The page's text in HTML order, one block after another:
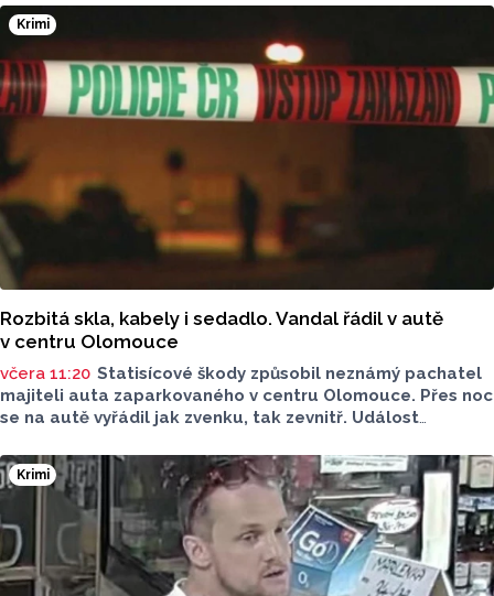
bylo vyzvednuto v noci na dnešek z hloubky 186 metrů.
Na případ upozornil server Novinky.cz. Policie případ
vyšetřuje pro trestný čin usmrcení z nedbalosti, řekla dnes
ČTK policejní mluvčí Miluše Zajícová. Muž byl letecký
záchranář, speleo potápěč a hasič z centrální hasičské
stanice v Kladně, uvedli na sociální síti středočeští hasiči.
Krimi
Rozbitá skla, kabely i sedadlo. Vandal řádil v autě
v centru Olomouce
včera 11:20 Statisícové škody způsobil neznámý pachatel
majiteli auta zaparkovaného v centru Olomouce. Přes noc
se na autě vyřádil jak zvenku, tak zevnitř. Událost
informovala tisková mluvčí Marie Šafářová. Pachateli
hrozí i vězení.
Krimi